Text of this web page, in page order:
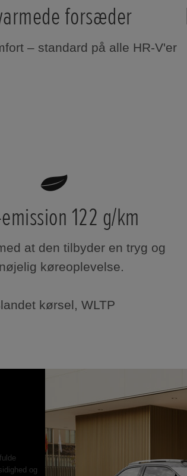
forsæder
– standard på alle HR-V'er
emission 122 g/km
at den tilbyder en tryg og
køreoplevelse.
kørsel, WLTP
og